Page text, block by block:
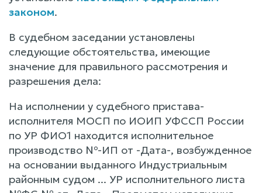
законом.
В судебном заседании установлены
следующие обстоятельства, имеющие
значение для правильного рассмотрения и
разрешения дела:
На исполнении у судебного пристава-
исполнителя МОСП по ИОИП УФССП России
по УР ФИО1 находится исполнительное
производство №-ИП от -Дата-, возбужденное
на основании выданного Индустриальным
районным судом ... УР исполнительного листа